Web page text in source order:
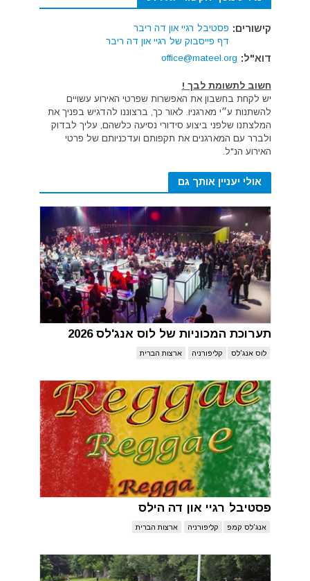
קישורים: פסטיבל רגיי און דה ריבר
דף פייסבוק של רגיי און דה ריבר
דוא"ל: office@mateel.org
חשוב לתשומת לבך !
יש לקחת בחשבון את האפשרות שפרטי האירוע עשויים
להשתנות ע״י מארגניו. לאור כך, ברצוננו להדגיש בפניך את
המלצתנו שלפני ביצוע סידורי נסיעה כלשהם, עליך לבדוק
ולברר עם המארגנים את תקפותם ועדכניותם של פרטי
האירוע הנ"ל.
אולי יעניין אותך גם
תערוכת המכוניות של לוס אנג'לס 2026
לוס אנג'לס קליפורניה ארצות הברית
פסטיבל רגיי און דה הילס
אנג'לס קמפ קליפורניה ארצות הברית